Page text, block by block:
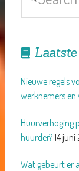
Nieuwe regels
werknemers en
Huurverhoging
huurder?14
Wat gebeurt er